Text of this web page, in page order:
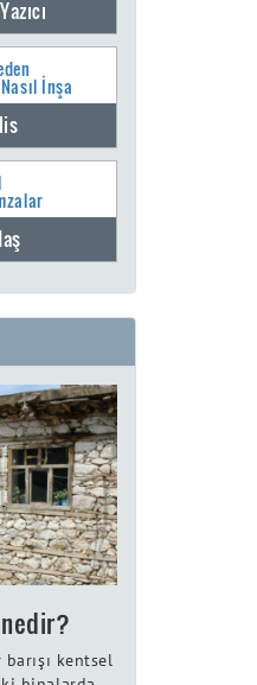
İnşa
kentsel